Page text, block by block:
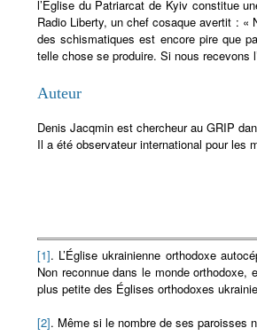
l’Église du Patriarcat de Kyiv constitue
Radio Liberty, un chef cosaque avertit :
des schismatiques est encore pire que
telle chose se produire. Si nous recevons
Auteur
Denis Jacqmin est chercheur au GRIP
Il a été observateur international pour les
[1]. L’Église ukrainienne orthodoxe
Non reconnue dans le monde
plus petite des Églises orthodoxes
[2]. Même si le nombre de ses paroisses